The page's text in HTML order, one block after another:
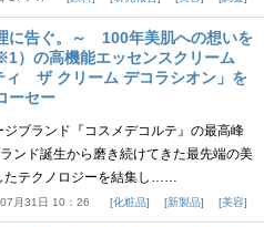
に告ぐ。～ 100年美肌への想いを
）の高機能エッセンスクリーム
ィ ザ クリーム デコラシオン」を
ーセー
ブランド『コスメデコルテ』の最高峰
ンド誕生から磨き続けてきた最先端の美
たテクノロジーを結集し……
月31日 10：26 化粧品 新製品 美容